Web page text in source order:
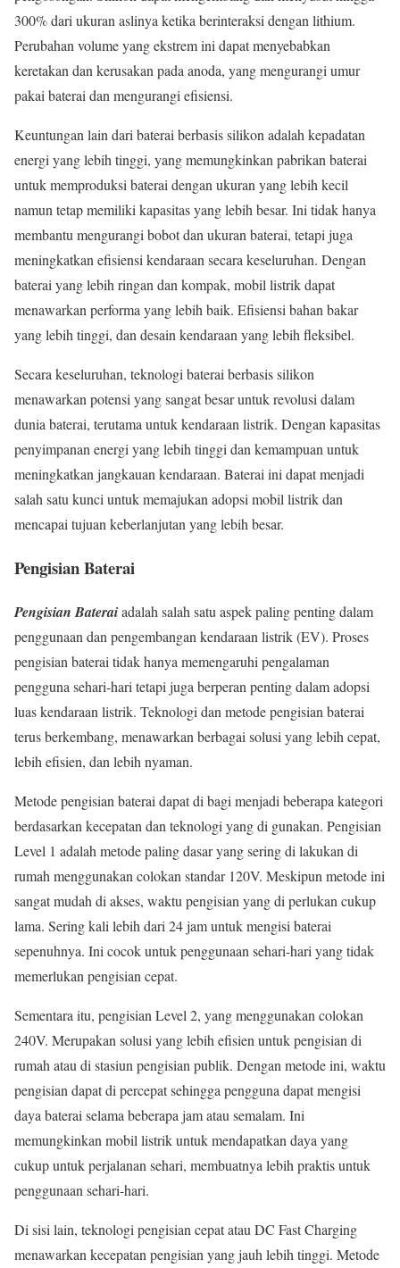
300% dari ukuran aslinya ketika berinteraksi dengan lithium.
Perubahan volume yang ekstrem ini dapat menyebabkan
keretakan dan kerusakan pada anoda, yang mengurangi umur
pakai baterai dan mengurangi efisiensi.
Keuntungan lain dari baterai berbasis silikon adalah kepadatan
energi yang lebih tinggi, yang memungkinkan pabrikan baterai
untuk memproduksi baterai dengan ukuran yang lebih kecil
namun tetap memiliki kapasitas yang lebih besar. Ini tidak hanya
membantu mengurangi bobot dan ukuran baterai, tetapi juga
meningkatkan efisiensi kendaraan secara keseluruhan. Dengan
baterai yang lebih ringan dan kompak, mobil listrik dapat
menawarkan performa yang lebih baik. Efisiensi bahan bakar
yang lebih tinggi, dan desain kendaraan yang lebih fleksibel.
Secara keseluruhan, teknologi baterai berbasis silikon
menawarkan potensi yang sangat besar untuk revolusi dalam
dunia baterai, terutama untuk kendaraan listrik. Dengan kapasitas
penyimpanan energi yang lebih tinggi dan kemampuan untuk
meningkatkan jangkauan kendaraan. Baterai ini dapat menjadi
salah satu kunci untuk memajukan adopsi mobil listrik dan
mencapai tujuan keberlanjutan yang lebih besar.
Pengisian Baterai
Pengisian Bateraiadalah salah satu aspek paling penting dalam
penggunaan dan pengembangan kendaraan listrik (EV). Proses
pengisian baterai tidak hanya memengaruhi pengalaman
pengguna sehari-hari tetapi juga berperan penting dalam adopsi
luas kendaraan listrik. Teknologi dan metode pengisian baterai
terus berkembang, menawarkan berbagai solusi yang lebih cepat,
lebih efisien, dan lebih nyaman.
Metode pengisian baterai dapat di bagi menjadi beberapa kategori
berdasarkan kecepatan dan teknologi yang di gunakan. Pengisian
Level 1 adalah metode paling dasar yang sering di lakukan di
rumah menggunakan colokan standar 120V. Meskipun metode ini
sangat mudah di akses, waktu pengisian yang di perlukan cukup
lama. Sering kali lebih dari 24 jam untuk mengisi baterai
sepenuhnya. Ini cocok untuk penggunaan sehari-hari yang tidak
memerlukan pengisian cepat.
Sementara itu, pengisian Level 2, yang menggunakan colokan
240V. Merupakan solusi yang lebih efisien untuk pengisian di
rumah atau di stasiun pengisian publik. Dengan metode ini, waktu
pengisian dapat di percepat sehingga pengguna dapat mengisi
daya baterai selama beberapa jam atau semalam. Ini
memungkinkan mobil listrik untuk mendapatkan daya yang
cukup untuk perjalanan sehari, membuatnya lebih praktis untuk
penggunaan sehari-hari.
Di sisi lain, teknologi pengisian cepat atau DC Fast Charging
menawarkan kecepatan pengisian yang jauh lebih tinggi. Metode